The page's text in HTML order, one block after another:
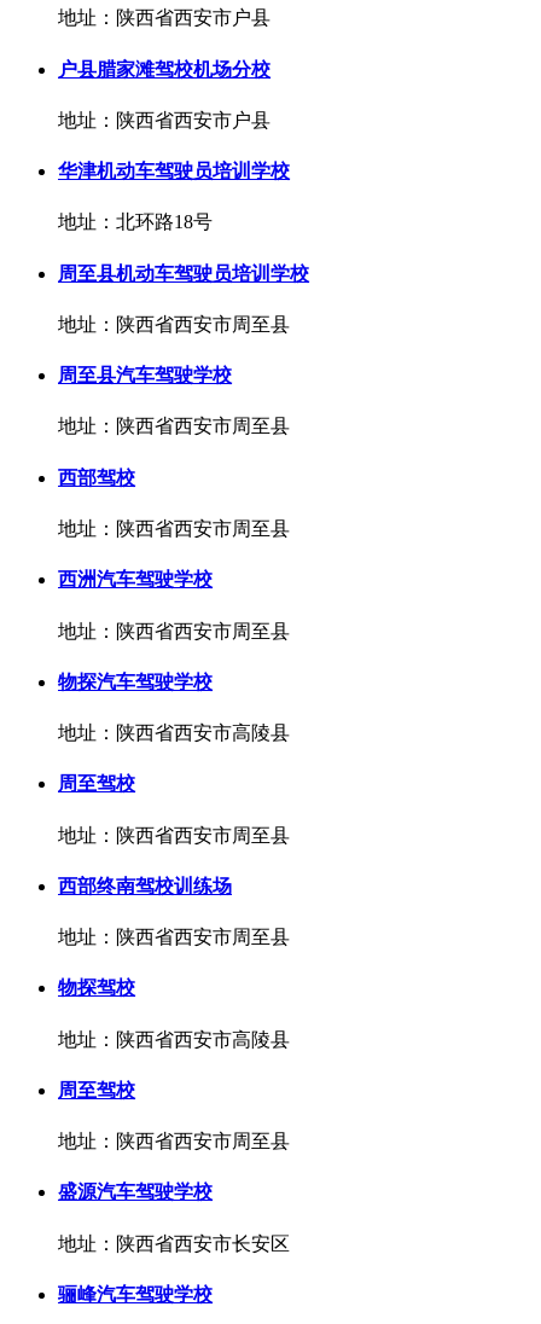
地址：陕西省西安市户县
户县腊家滩驾校机场分校
地址：陕西省西安市户县
华津机动车驾驶员培训学校
地址：北环路18号
周至县机动车驾驶员培训学校
地址：陕西省西安市周至县
周至县汽车驾驶学校
地址：陕西省西安市周至县
西部驾校
地址：陕西省西安市周至县
西洲汽车驾驶学校
地址：陕西省西安市周至县
物探汽车驾驶学校
地址：陕西省西安市高陵县
周至驾校
地址：陕西省西安市周至县
西部终南驾校训练场
地址：陕西省西安市周至县
物探驾校
地址：陕西省西安市高陵县
周至驾校
地址：陕西省西安市周至县
盛源汽车驾驶学校
地址：陕西省西安市长安区
骊峰汽车驾驶学校